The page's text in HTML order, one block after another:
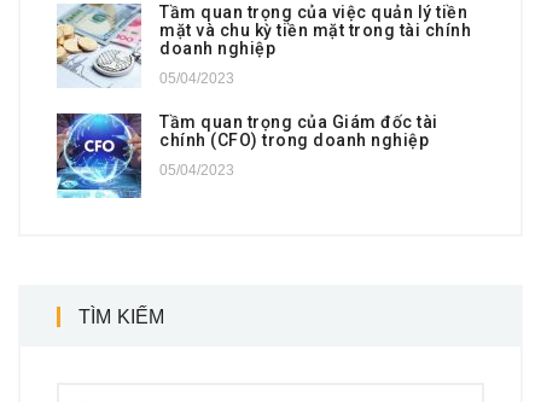
Tầm quan trọng của việc quản lý tiền
mặt và chu kỳ tiền mặt trong tài chính
doanh nghiệp
05/04/2023
Tầm quan trọng của Giám đốc tài
chính (CFO) trong doanh nghiệp
05/04/2023
TÌM KIẾM